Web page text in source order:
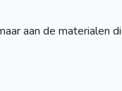
aan de materialen